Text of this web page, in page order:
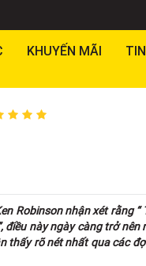
KHUYẾN MÃI
Robinson nhận xét rằng
này ngày càng trở
thấy rõ nét nhất qua các